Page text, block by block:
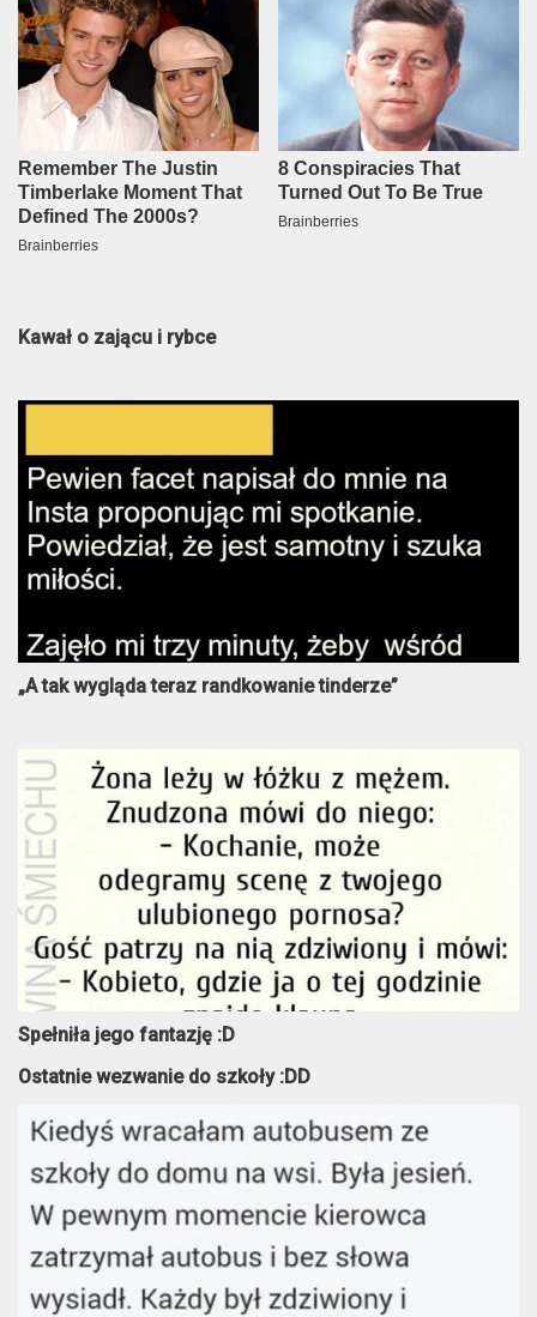
Kawał o zającu i rybce
„A tak wygląda teraz randkowanie tinderze”
Spełniła jego fantazję :D
Ostatnie wezwanie do szkoły :DD